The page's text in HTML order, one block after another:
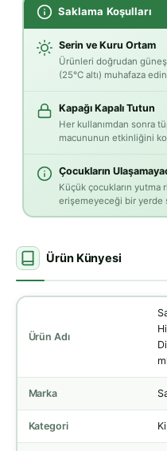
Saklama Koşulları
Serin ve Kuru Ortam
Ürünleri doğrudan güneş
(25°C altı) muhafaza
Kapağı Kapalı Tutun
Her kullanımdan sonra
macununun etkinliğini
Çocukların
Küçük çocukların yutma
erişemeyeceği bir yerde
Ürün Künyesi
Ürün Adı
Marka
Kategori